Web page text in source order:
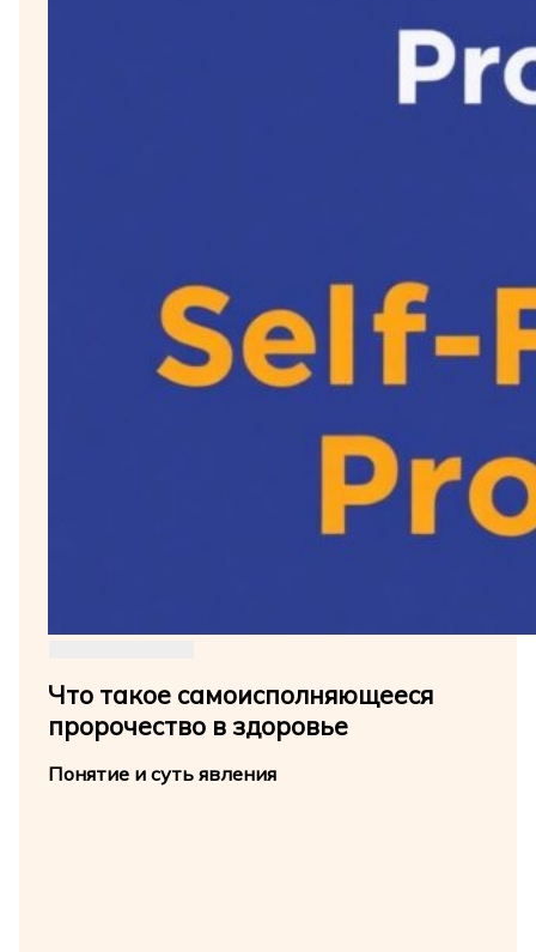
Что такое самоисполняющееся
пророчество в здоровье
Понятие и суть явления